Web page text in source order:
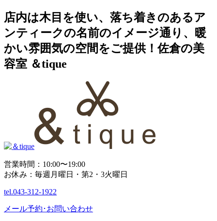
店内は木目を使い、落ち着きのあるア
ンティークの名前のイメージ通り、暖
かい雰囲気の空間をご提供！佐倉の美
容室 ＆tique
営業時間：10:00〜19:00
お休み：毎週月曜日・第2・3火曜日
tel.043-312-1922
メール予約･お問い合わせ